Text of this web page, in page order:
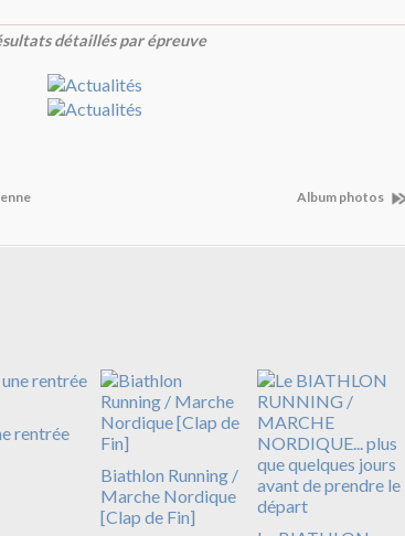
détaillés par épreuve
Album photos
rentrée
Biathlon Running /
Marche Nordique
[Clap de Fin]